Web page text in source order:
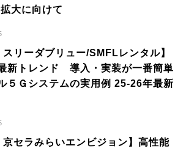
大に向けて
スリーダブリュー/SMFLレンタル】
新トレンド 導入・実装が一番簡単
５Ｇシステムの実用例 25-26年最新
京セラみらいエンビジョン】高性能